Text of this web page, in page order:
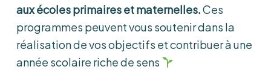
aux écoles primaires et maternelles.Ces
programmes peuvent vous soutenir dans la
réalisation de vos objectifs et contribuer à une
année scolaire riche de sens